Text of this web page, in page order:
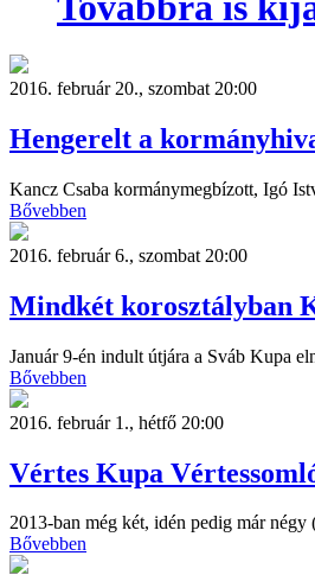
2016. február 20., szombat 20:00
Hengerelt a
Kancz Csaba kormánymegbízott, Igó
Bővebben
2016. február 6., szombat 20:00
Mindkét korosztályban
Január 9-én indult útjára a Sváb Kupa
Bővebben
2016. február 1., hétfő 20:00
Vértes Kupa
2013-ban még két, idén pedig már
Bővebben